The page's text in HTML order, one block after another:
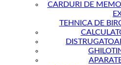
CARDURI DE
TEHNICA DE